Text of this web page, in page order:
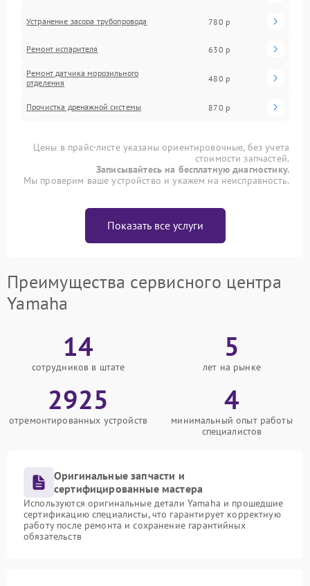
Устранение засора трубопровода 780 р
Ремонт испарителя 630 р
Ремонт датчика морозильного
отделения
480 р
Прочистка дренажной системы 870 р
Цены в прайс-листе указаны ориентировочные, без учета
стоимости запчастей.
Записывайтесь на бесплатную диагностику.
Мы проверим ваше устройство и укажем на неисправность.
Показать все услуги
Преимущества сервисного центра
Yamaha
14
сотрудников в штате
5
лет на рынке
2925
отремонтированных устройств
4
минимальный опыт работы
специалистов
Оригинальные запчасти и
сертифицированные мастера
Используются оригинальные детали Yamaha и прошедшие
сертификацию специалисты, что гарантирует корректную
работу после ремонта и сохранение гарантийных
обязательств